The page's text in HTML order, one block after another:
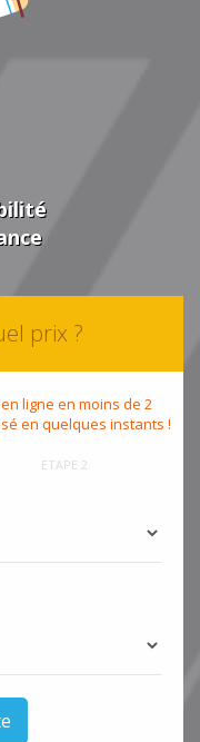
prix ?
ligne en moins de 2
en quelques instants !
ETAPE 2